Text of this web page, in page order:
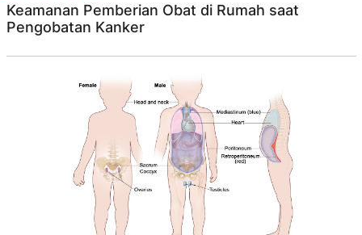
Keamanan Pemberian Obat di Rumah saat
Pengobatan Kanker